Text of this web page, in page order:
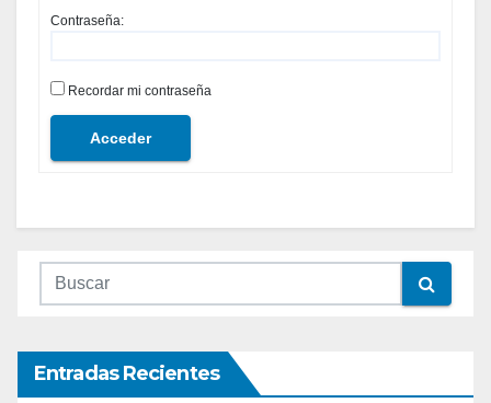
Contraseña:
Recordar mi contraseña
Acceder
Entradas Recientes